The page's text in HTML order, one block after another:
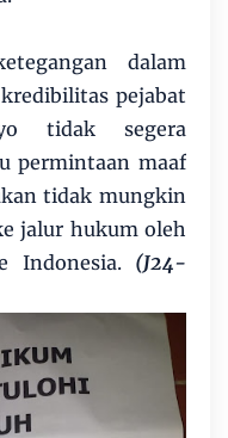
dalam
pejabat
tidak segera
permintaan maaf
tidak mungkin
jalur hukum oleh
Indonesia. (J24-